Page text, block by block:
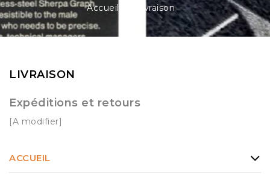
Accueil Livraison
LIVRAISON
Expéditions et retours
[A modifier]
ACCUEIL